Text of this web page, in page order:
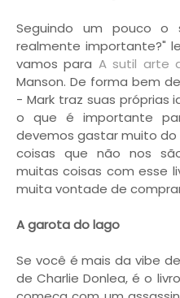
Seguindo um pouco
realmente importante?"
vamos para A sutil arte
Manson. De forma bem
- Mark traz suas próprias
o que é importante
devemos gastar muito
coisas que não nos
muitas coisas com esse
muita vontade de
A garota do lago
Se você é mais da vibe
de Charlie Donlea, é o